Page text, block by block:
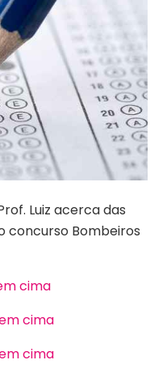
Luiz acerca das
concurso Bombeiros
cima
cima
cima